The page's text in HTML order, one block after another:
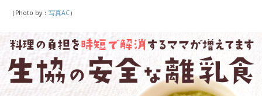
（Photo by： 写真AC）